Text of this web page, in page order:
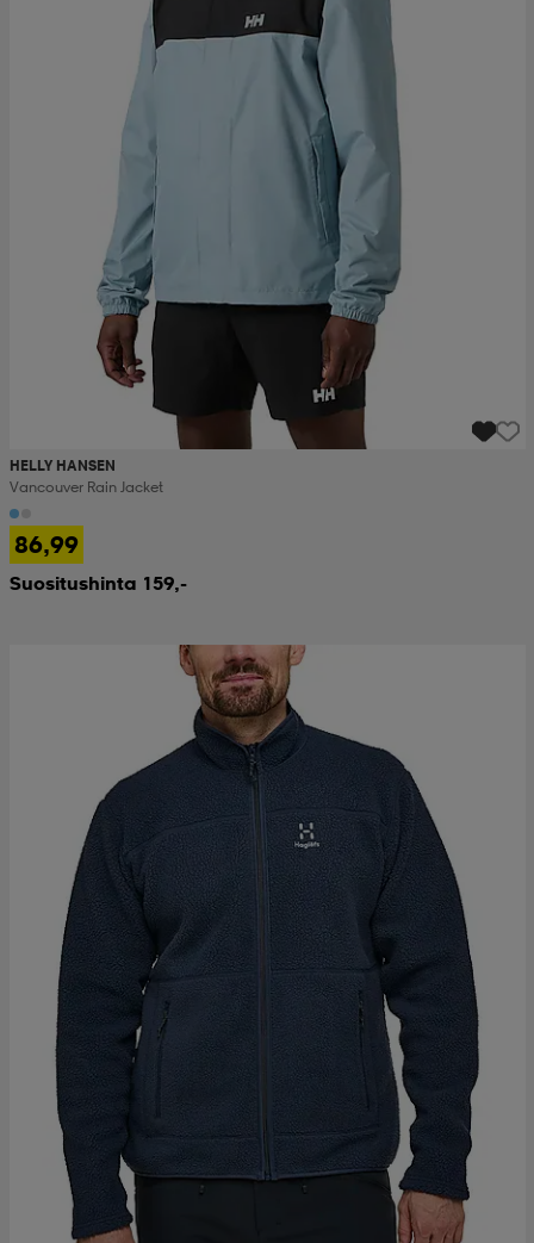
HELLY HANSEN
Vancouver Rain Jacket
86,99
Suositushinta 159,-